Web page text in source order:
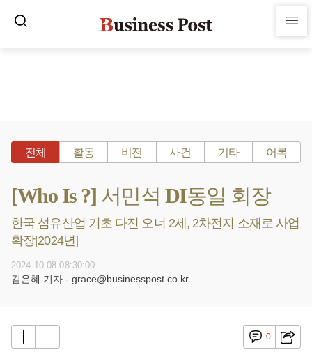
전체 활동 비전 사건 기타 어록
[Who Is ?] 서민석 DI동일 회장
한국 섬유산업 기초 다진 오너 2세, 2차전지 소재로 사업
확장[2024년]
2024-10-08 08:30:00
김은혜 기자 - grace@businesspost.co.kr
0